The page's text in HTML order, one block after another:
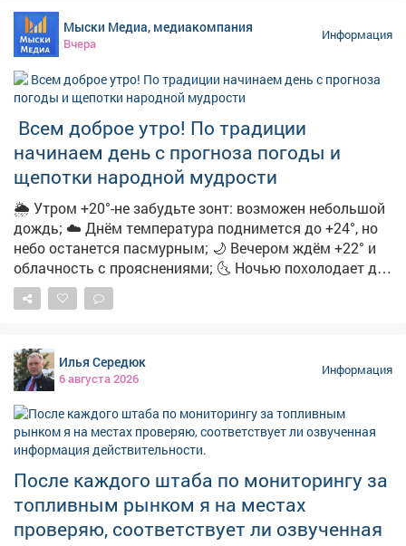
перейти по ссылке. ➡️ ❗️Будьте бдительны и
предупредите близких! Переходить по ссылке опасно,
она может быть фишинговой. Пользователь рискует
потерять деньги и предоставить мошенникам
персональные данные. Обо всех акциях
маркетплейсы информируют на своих официальных
ресурсах.
Мыски Медиа, медиакомпания
Вчера
Информация
Всем доброе утро! По традиции
начинаем день с прогноза погоды и
щепотки народной мудрости
🌦 Утром +20°-не забудьте зонт: возможен небольшой
дождь; ☁️ Днём температура поднимется до +24°, но
небо останется пасмурным; 🌙 Вечером ждём +22° и
облачность с прояснениями; 🌜 Ночью похолодает до
+15°-облачно с прояснениями. 🌿 А ещё с
сегодняшним днём вязано немало народных примет:
сухой; ➖Увидели радугу-ждите перемены погоды;
➖Муравьи поднимают входы в муравейники-к
затяжным дождям; ➖Солнце на закате багровое-к
жаркой погоде на следующий день; ➖А если в этот
день посеять укроп-по поверью, зиму проживёте без
простуд. 👀Давайте понаблюдаем, работают ли
Илья Середюк
6 августа 2026
Информация
После каждого штаба по мониторингу за
топливным рынком я на местах
проверяю, соответствует ли озвученная